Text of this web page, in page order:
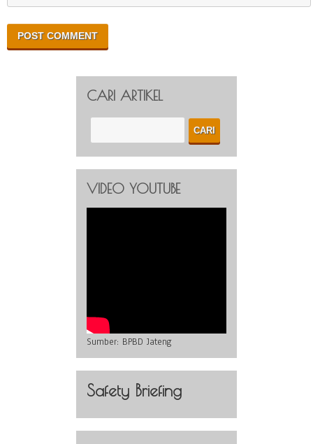
CARI ARTIKEL
VIDEO YOUTUBE
Sumber: BPBD Jateng
Safety Briefing